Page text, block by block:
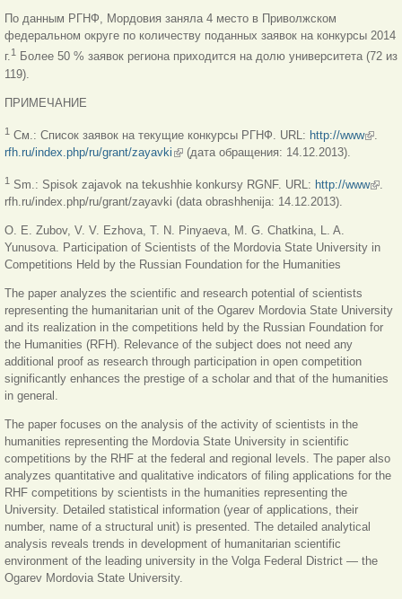
По данным РГНФ, Мордовия заняла 4 место в Приволжском
федеральном округе по количеству поданных заявок на конкурсы 2014
г.1
Более 50 % заявок региона приходится на долю университета (72 из
119).
ПРИМЕЧАНИЕ
1 См.: Список заявок на текущие конкурсы РГНФ. URL: http://www
.
rfh.ru/index.php/ru/grant/zayavki (внешняя ссылка)
(дата обращения: 14.12.2013).
1 Sm.: Spisok zajavok na tekushhie konkursy RGNF. URL: http://www
.
rfh.ru/index.php/ru/grant/zayavki (data obrashhenija: 14.12.2013).
O. E. Zubov, V. V. Ezhova, T. N. Pinyaeva, M. G. Chatkina, L. A.
Yunusova. Participation of Scientists of the Mordovia State University in
Competitions Held by the Russian Foundation for the Humanities
The paper analyzes the scientific and research potential of scientists
representing the humanitarian unit of the Ogarev Mordovia State University
and its realization in the competitions held by the Russian Foundation for
the Humanities (RFH). Relevance of the subject does not need any
additional proof as research through participation in open competition
significantly enhances the prestige of a scholar and that of the humanities
in general.
The paper focuses on the analysis of the activity of scientists in the
humanities representing the Mordovia State University in scientific
competitions by the RHF at the federal and regional levels. The paper also
analyzes quantitative and qualitative indicators of filing applications for the
RHF competitions by scientists in the humanities representing the
University. Detailed statistical information (year of applications, their
number, name of a structural unit) is presented. The detailed analytical
analysis reveals trends in development of humanitarian scientific
environment of the leading university in the Volga Federal District — the
Ogarev Mordovia State University.